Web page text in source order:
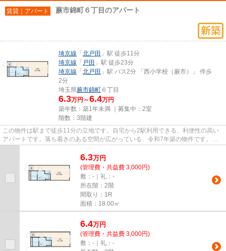
賃貸｜アパート 蕨市錦町６丁目のアパート
埼京線 「 北戸田 」駅 徒歩11分
埼京線 「 戸田 」駅 徒歩23分
埼京線 「 北戸田 」駅 バス2分 「西小学校（蕨市）」 停歩
2分
埼玉県蕨市錦町 ６丁目
6.3万円～6.4万円
築年数：築1年未満 ｜募集中： 2室
階数：3階建
この物件は駅まで徒歩11分の立地です。自宅から2駅利用できる、利便性の高い
アパートです。落ち着きのある空間が広がっている、令和7年築の物件です。こ
6.3万円
(管理費・共益費 3,000円)
敷：-｜礼：-
所在階：2階
間取り：1R
面積：18.00㎡
6.4万円
(管理費・共益費 3,000円)
敷：-｜礼：-